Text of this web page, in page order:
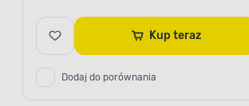
Kup teraz
Dodaj do porównania